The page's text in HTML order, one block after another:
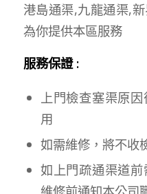
港島通渠,九龍通渠,
為你提供本區服務
服務保證 :
上門檢查塞渠原
用
如需維修，將不收
如上門疏通渠道